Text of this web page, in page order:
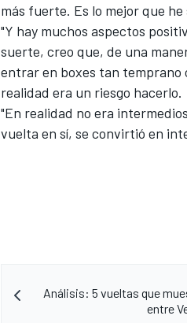
más fuerte. Es lo mejor que
"Y hay muchos aspectos
suerte, creo que, de una
entrar en boxes tan temprano
realidad era un riesgo hacerlo.
"En realidad no era
vuelta en sí, se convirtió en
Análisis: 5 vueltas que
entre